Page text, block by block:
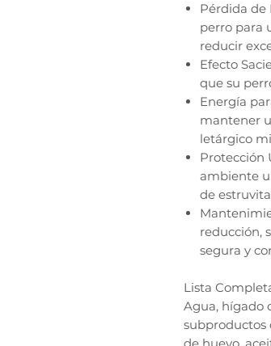
Pérdida de
perro para
reducir
Efecto
que su
Energía
mantener
letárgico
Protección
ambiente
de
reducción,
segura y
Lista
Agua, hígado
subproductos